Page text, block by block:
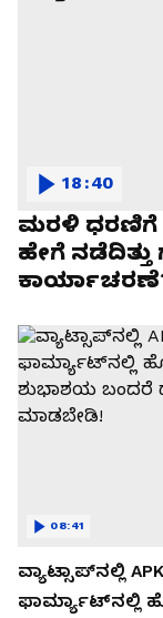
ಮರಳಿ ಧರಣಿಗೆ
ಹೇಗೆ
18:40
ವ್ಯಾಟ್ಸಾಪ್‌ನಲ್ಲಿ APK
ಫಾರ್ಮ್ಯಾಟ್‌ನಲ್ಲಿ
08:41